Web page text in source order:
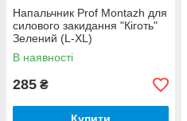
Напальчник Prof Montazh для
силового закидання "Кіготь"
Зелений (L-XL)
В наявності
285 ₴